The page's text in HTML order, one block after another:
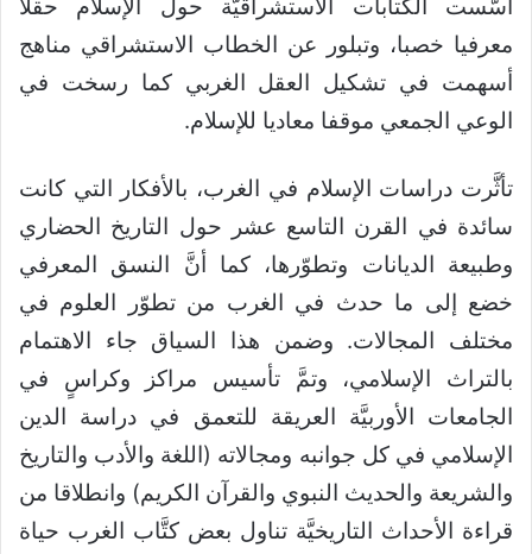
أسَّست الكتابات الاستشراقيَّة حول الإسلام حقلا
معرفيا خصبا، وتبلور عن الخطاب الاستشراقي مناهج
أسهمت في تشكيل العقل الغربي كما رسخت في
الوعي الجمعي موقفا معاديا للإسلام.
تأثَّرت دراسات الإسلام في الغرب، بالأفكار التي كانت
سائدة في القرن التاسع عشر حول التاريخ الحضاري
وطبيعة الديانات وتطوّرها، كما أنَّ النسق المعرفي
خضع إلى ما حدث في الغرب من تطوّر العلوم في
مختلف المجالات. وضمن هذا السياق جاء الاهتمام
بالتراث الإسلامي، وتمَّ تأسيس مراكز وكراسٍ في
الجامعات الأوربيَّة العريقة للتعمق في دراسة الدين
الإسلامي في كل جوانبه ومجالاته (اللغة والأدب والتاريخ
والشريعة والحديث النبوي والقرآن الكريم) وانطلاقا من
قراءة الأحداث التاريخيَّة تناول بعض كتَّاب الغرب حياة